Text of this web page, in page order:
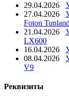
29.04.2026
27.04.2026
Foton
21.04.2026
LX600
16.04.2026
08.04.2026
V9
Реквизиты